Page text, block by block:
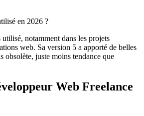
en 2026 ?
notamment dans les projets
web. Sa version 5 a apporté de belles
obsolète, juste moins tendance que
Web Freelance